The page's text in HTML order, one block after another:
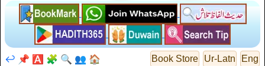
Eng
Ur-Latn
Book Store
🏠
👥
🔍
🧩
🅰️
📌
↩️